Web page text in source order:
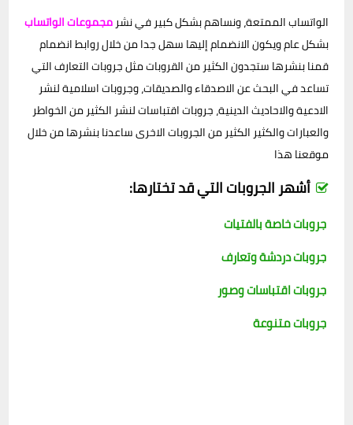
الواتساب الممتعة، ونساهم بشكل كبير في نشرمجموعات الواتساب
بشكل عام ويكون الانضمام إليها سهل جدا من خلال روابط انضمام
قمنا بنشرها ستجدون الكثير من القروبات مثل جروبات التعارف التي
تساعد في البحث عن الاصدقاء والصديقات، وجروبات اسلامية لنشر
الادعية والاحاديث الدينية، جروبات اقتباسات لنشر الكثير من الخواطر
والعبارات والكثير الكثير من الجروبات الاخرى ساعدنا بنشرها من خلال
موقعنا هذا
أشهر الجروبات التي قد تختارها:
جروبات خاصة بالفتيات
جروبات دردشة وتعارف
جروبات اقتباسات وصور
جروبات متنوعة